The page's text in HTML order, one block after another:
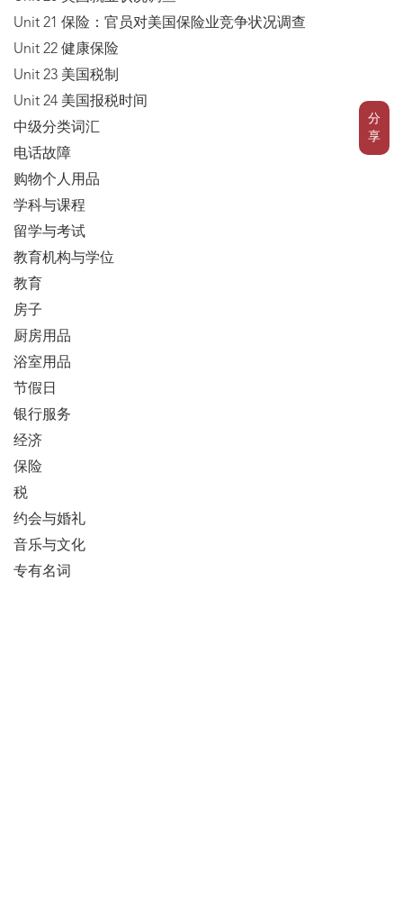
分
享
Unit 21 保险：官员对美国保险业竞争状况调查
Unit 22 健康保险
Unit 23 美国税制
Unit 24 美国报税时间
中级分类词汇
电话故障
购物个人用品
学科与课程
留学与考试
教育机构与学位
教育
房子
厨房用品
浴室用品
节假日
银行服务
经济
保险
税
约会与婚礼
音乐与文化
专有名词